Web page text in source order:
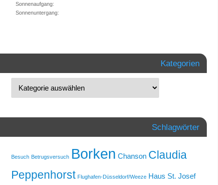
Sonnenaufgang:
Sonnenuntergang:
Kategorien
Schlagwörter
Besuch Betrugsversuch Borken Chanson Claudia
Peppenhorst Flughafen-Düsseldorf/Weeze Haus St. Josef